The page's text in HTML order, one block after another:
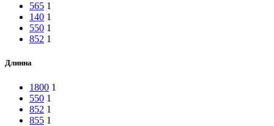
565 1
140 1
550 1
852 1
Длинна
1800 1
550 1
852 1
855 1